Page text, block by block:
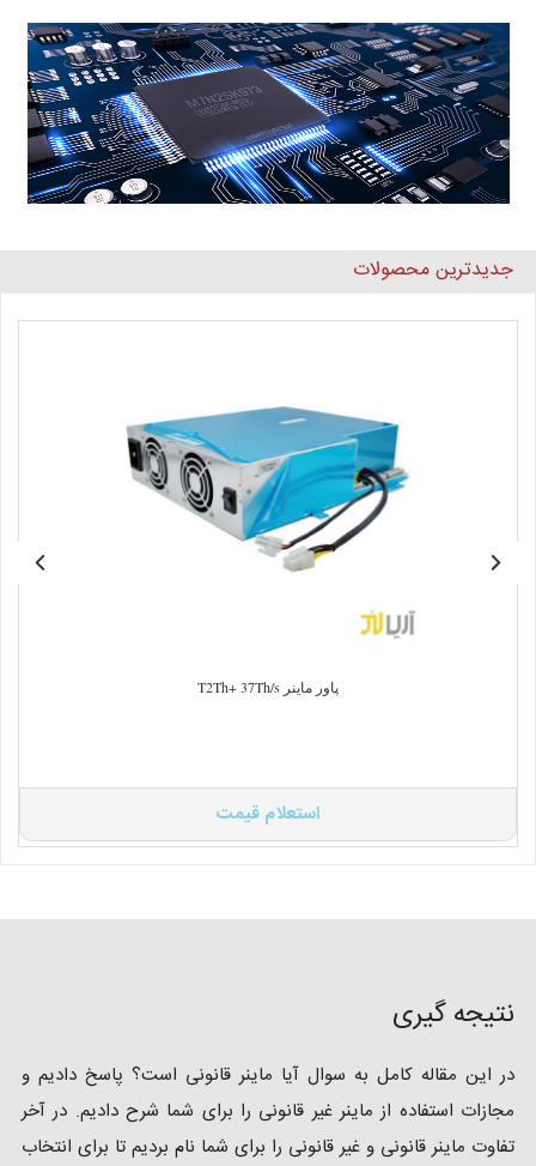
جدیدترین محصولات
پاور ماینر T2Th+ 37Th/s
استعلام قیمت
نتیجه گیری
در این مقاله کامل به سوال آیا ماینر قانونی است؟ پاسخ دادیم و
مجازات استفاده از ماینر غیر قانونی را برای شما شرح دادیم. در آخر
تفاوت ماینر قانونی و غیر قانونی را برای شما نام بردیم تا برای انتخاب